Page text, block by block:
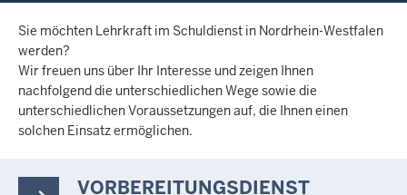
Sie möchten Lehrkraft im Schuldienst in Nordrhein-Westfalen
werden?
Wir freuen uns über Ihr Interesse und zeigen Ihnen
nachfolgend die unterschiedlichen Wege sowie die
unterschiedlichen Voraussetzungen auf, die Ihnen einen
solchen Einsatz ermöglichen.
VORBEREITUNGSDIENST